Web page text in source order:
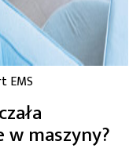
EMS
maszyny?